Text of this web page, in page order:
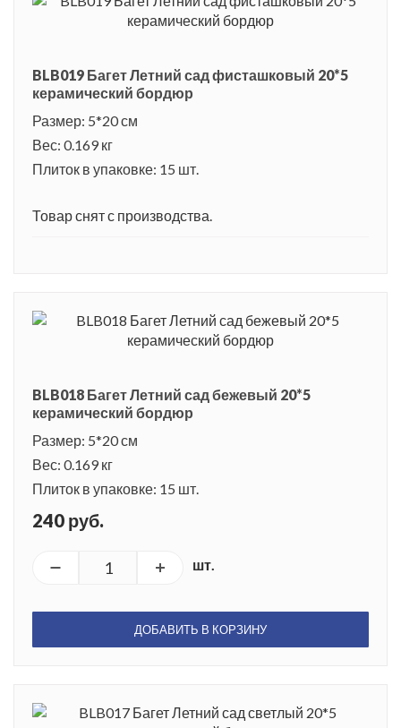
BLB019 Багет Летний сад фисташковый 20*5
керамический бордюр
Размер: 5*20 см
Вес: 0.169 кг
Плиток в упаковке: 15 шт.
Товар снят с производства.
BLB018 Багет Летний сад бежевый 20*5
керамический бордюр
Размер: 5*20 см
Вес: 0.169 кг
Плиток в упаковке: 15 шт.
240 руб.
шт.
ДОБАВИТЬ В КОРЗИНУ